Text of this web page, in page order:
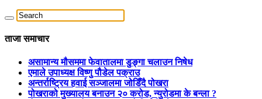
ताजा समाचार
असामान्य मौसममा फेवातालमा डुङ्गा चलाउन निषेध
एमाले उपाध्यक्ष विष्णु पौडेल पक्राउ
अन्तर्राष्ट्रिय हवाई सञ्जालमा जोडिँदै पोखरा
पोखराको मुख्यालय बनाउन २० करोड, न्युरोडमा के बन्ला ?